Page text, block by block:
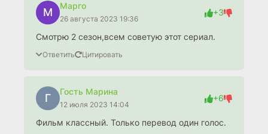
М
Марго
26 августа 2023 19:36
+3
Смотрю 2 сезон,всем советую этот сериал.
Ответить Цитировать
Г
Гость Марина
12 июля 2023 14:04
+6
Фильм классный. Только перевод один голос.